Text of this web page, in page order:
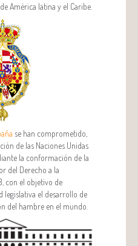
América latina y el Caribe.
se han comprometido,
de las Naciones Unidas
la conformación de la
del Derecho a la
con el objetivo de
legislativa el desarrollo de
del hambre en el mundo.